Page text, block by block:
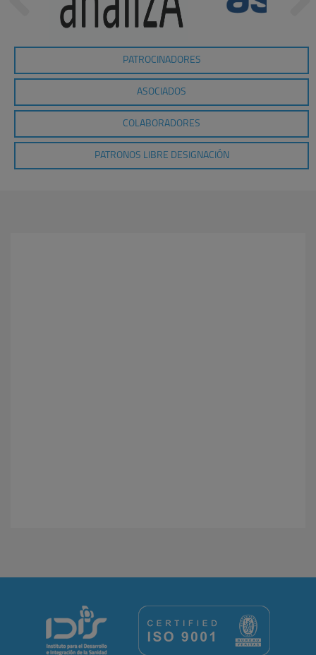
PATROCINADORES
ASOCIADOS
COLABORADORES
PATRONOS LIBRE DESIGNACIÓN